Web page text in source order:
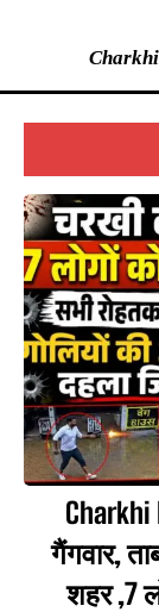
Charkhi
गैंगवार,
शहर ,7